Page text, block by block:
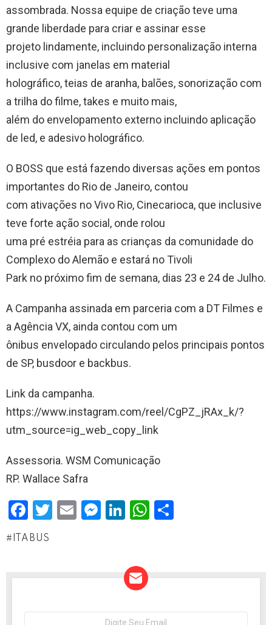
assombrada. Nossa equipe de criação teve uma
grande liberdade para criar e assinar esse
projeto lindamente, incluindo personalização interna
inclusive com janelas em material
holográfico, teias de aranha, balões, sonorização com
a trilha do filme, takes e muito mais,
além do envelopamento externo incluindo aplicação
de led, e adesivo holográfico.
O BOSS que está fazendo diversas ações em pontos
importantes do Rio de Janeiro, contou
com ativações no Vivo Rio, Cinecarioca, que inclusive
teve forte ação social, onde rolou
uma pré estréia para as crianças da comunidade do
Complexo do Alemão e estará no Tivoli
Park no próximo fim de semana, dias 23 e 24 de Julho.
A Campanha assinada em parceria com a DT Filmes e
a Agência VX, ainda contou com um
ônibus envelopado circulando pelos principais pontos
de SP, busdoor e backbus.
Link da campanha.
https://www.instagram.com/reel/CgPZ_jRAx_k/?
utm_source=ig_web_copy_link
Assessoria. WSM Comunicação
RP. Wallace Safra
F
a
ce
o
T
E
M
er
Li
dI
n
W
p
ITABUS
NEWSLETTER